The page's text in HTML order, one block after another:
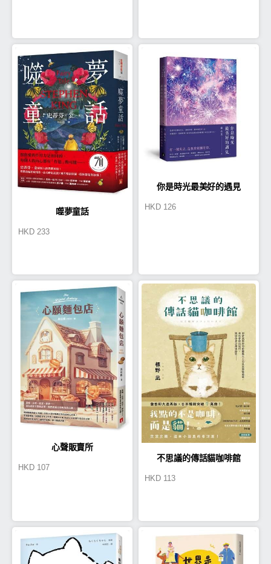
噬夢童話
HKD 233
你是時光最美好的遇見
HKD 126
心聲販賣所
HKD 107
不思議的傳話貓咖啡館
HKD 113